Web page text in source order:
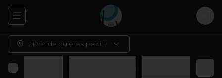
Abrir menu de navegación
¿Dónde quieres pedir?
Rolls sin arroz